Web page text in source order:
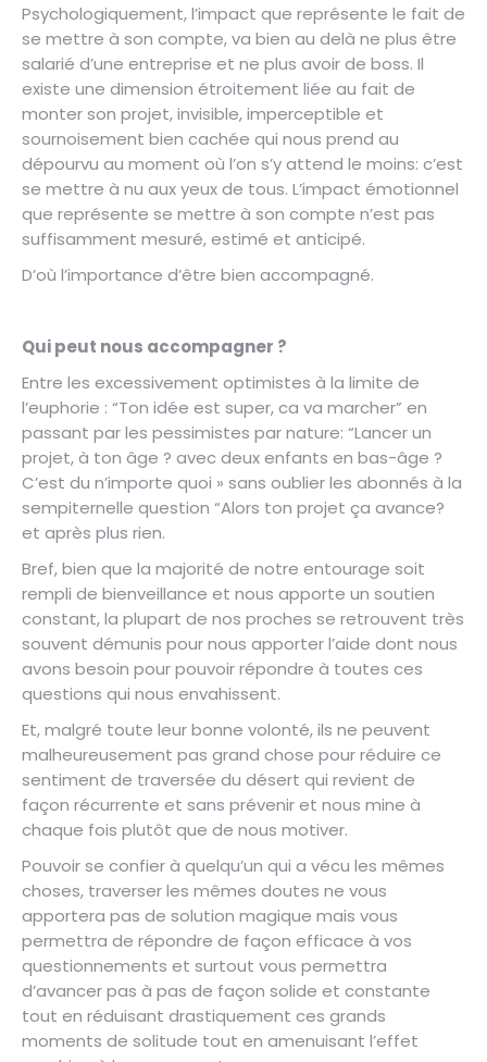
Psychologiquement, l’impact que représente le fait de
se mettre à son compte, va bien au delà ne plus être
salarié d’une entreprise et ne plus avoir de boss. Il
existe une dimension étroitement liée au fait de
monter son projet, invisible, imperceptible et
sournoisement bien cachée qui nous prend au
dépourvu au moment où l’on s’y attend le moins: c’est
se mettre à nu aux yeux de tous. L’impact émotionnel
que représente se mettre à son compte n’est pas
suffisamment mesuré, estimé et anticipé.
D’où l’importance d’être bien accompagné.
Qui peut nous accompagner ?
Entre les excessivement optimistes à la limite de
l’euphorie : “Ton idée est super, ca va marcher” en
passant par les pessimistes par nature: “Lancer un
projet, à ton âge ? avec deux enfants en bas-âge ?
C’est du n’importe quoi » sans oublier les abonnés à la
sempiternelle question “Alors ton projet ça avance?
et après plus rien.
Bref, bien que la majorité de notre entourage soit
rempli de bienveillance et nous apporte un soutien
constant, la plupart de nos proches se retrouvent très
souvent démunis pour nous apporter l’aide dont nous
avons besoin pour pouvoir répondre à toutes ces
questions qui nous envahissent.
Et, malgré toute leur bonne volonté, ils ne peuvent
malheureusement pas grand chose pour réduire ce
sentiment de traversée du désert qui revient de
façon récurrente et sans prévenir et nous mine à
chaque fois plutôt que de nous motiver.
Pouvoir se confier à quelqu’un qui a vécu les mêmes
choses, traverser les mêmes doutes ne vous
apportera pas de solution magique mais vous
permettra de répondre de façon efficace à vos
questionnements et surtout vous permettra
d’avancer pas à pas de façon solide et constante
tout en réduisant drastiquement ces grands
moments de solitude tout en amenuisant l’effet